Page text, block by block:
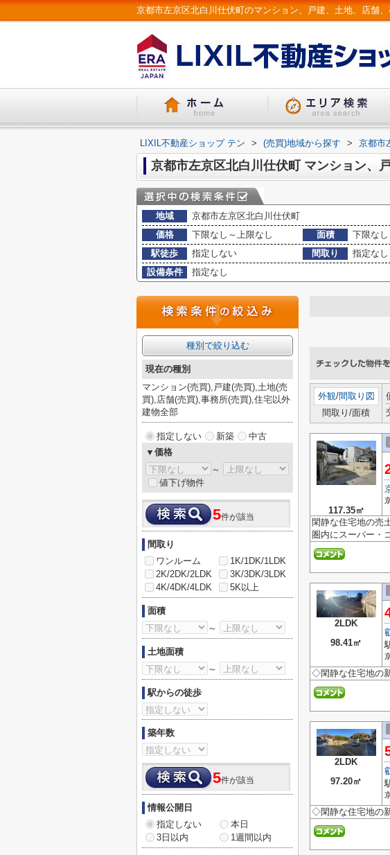
LIXIL不動産ショップ テン > (売買)地域から探す > 京都市
京都市左京区北白川仕伏町 マンション、
地域
京都市左京区北白川仕伏町
価格
下限なし～上限なし 面積 下限な
駅徒歩
指定しない 間取り
指定なし
設備条件
指定なし
外観/間取り図
間取り/面積
117.35㎡
閑静な住宅地の売
圏内にスーパー・
2LDK
98.41㎡
◇閑静な住宅地の
2LDK
97.20㎡
◇閑静な住宅地の
種別で絞り込む
現在の種別
マンション(売買),戸建(売買),土地(売
買),店舗(売買),事務所(売買),住宅以外
建物全部
指定しない 新築
中古
▼価格
～
値下げ物件
5件が該当
間取り
ワンルーム
1K/1DK/1LDK
2K/2DK/2LDK
3K/3DK/3LDK
4K/4DK/4LDK
5K以上
面積
～
土地面積
～
駅からの徒歩
築年数
5件が該当
情報公開日
指定しない
本日
3日以内
1週間以内